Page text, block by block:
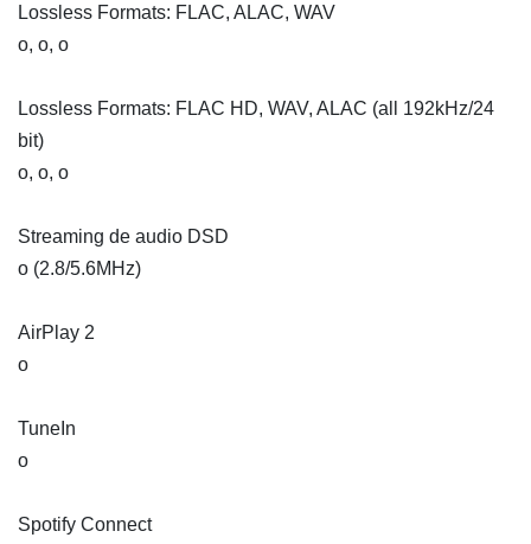
Lossless Formats: FLAC, ALAC, WAV
o, o, o
Lossless Formats: FLAC HD, WAV, ALAC (all 192kHz/24
bit)
o, o, o
Streaming de audio DSD
o (2.8/5.6MHz)
AirPlay 2
o
TuneIn
o
Spotify Connect